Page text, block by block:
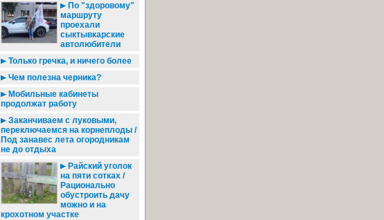
По "здоровому"
маршруту
проехали
сыктывкарские
автолюбители
Только гречка, и ничего более
Чем полезна черника?
Мобильные кабинеты
продолжат работу
Заканчиваем с луковыми,
переключаемся на корнеплоды /
Под занавес лета огородникам
не до отдыха
Райский уголок
на пяти сотках /
Рационально
обустроить дачу
можно и на
крохотном участке